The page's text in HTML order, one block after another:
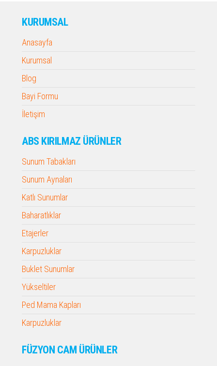
KURUMSAL
Anasayfa
Kurumsal
Blog
Bayi Formu
İletişim
ABS KIRILMAZ ÜRÜNLER
Sunum Tabakları
Sunum Aynaları
Katlı Sunumlar
Baharatlıklar
Etajerler
Karpuzluklar
Buklet Sunumlar
Yükseltiler
Ped Mama Kapları
Karpuzluklar
FÜZYON CAM ÜRÜNLER